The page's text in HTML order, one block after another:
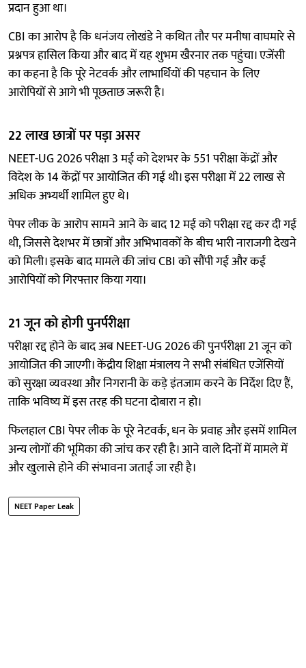
प्रदान हुआ था।
CBI का आरोप है कि धनंजय लोखंडे ने कथित तौर पर मनीषा वाघमारे से
प्रश्नपत्र हासिल किया और बाद में यह शुभम खैरनार तक पहुंचा। एजेंसी
का कहना है कि पूरे नेटवर्क और लाभार्थियों की पहचान के लिए
आरोपियों से आगे भी पूछताछ जरूरी है।
22 लाख छात्रों पर पड़ा असर
NEET-UG 2026 परीक्षा 3 मई को देशभर के 551 परीक्षा केंद्रों और
विदेश के 14 केंद्रों पर आयोजित की गई थी। इस परीक्षा में 22 लाख से
अधिक अभ्यर्थी शामिल हुए थे।
पेपर लीक के आरोप सामने आने के बाद 12 मई को परीक्षा रद्द कर दी गई
थी, जिससे देशभर में छात्रों और अभिभावकों के बीच भारी नाराजगी देखने
को मिली। इसके बाद मामले की जांच CBI को सौंपी गई और कई
आरोपियों को गिरफ्तार किया गया।
21 जून को होगी पुनर्परीक्षा
परीक्षा रद्द होने के बाद अब NEET-UG 2026 की पुनर्परीक्षा 21 जून को
आयोजित की जाएगी। केंद्रीय शिक्षा मंत्रालय ने सभी संबंधित एजेंसियों
को सुरक्षा व्यवस्था और निगरानी के कड़े इंतजाम करने के निर्देश दिए हैं,
ताकि भविष्य में इस तरह की घटना दोबारा न हो।
फिलहाल CBI पेपर लीक के पूरे नेटवर्क, धन के प्रवाह और इसमें शामिल
अन्य लोगों की भूमिका की जांच कर रही है। आने वाले दिनों में मामले में
और खुलासे होने की संभावना जताई जा रही है।
NEET Paper Leak